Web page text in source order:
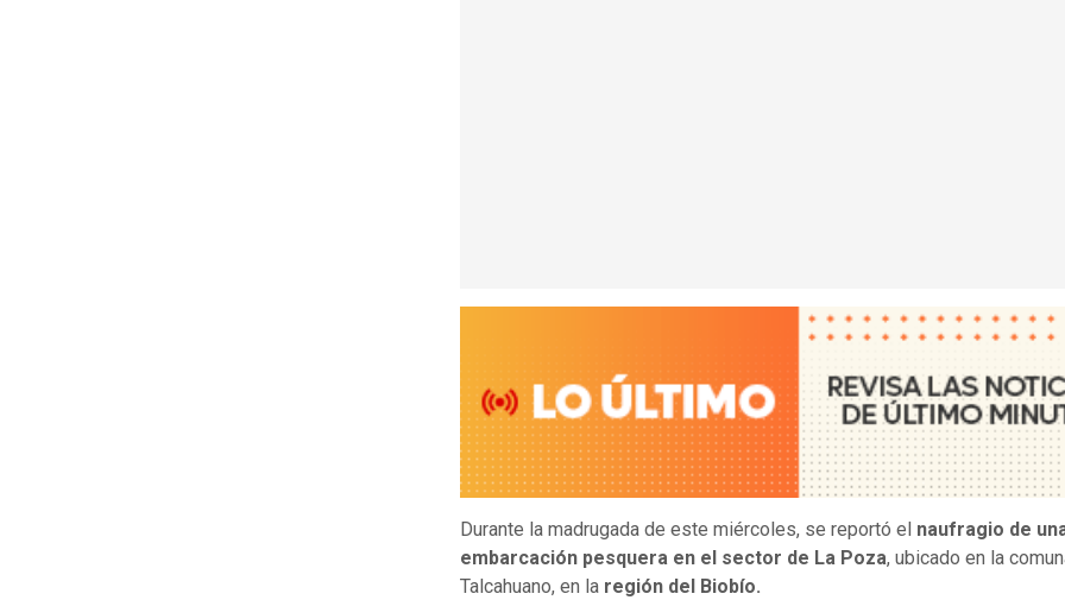
Durante la madrugada de este miércoles, se reportó el naufragio de
embarcación pesquera en el sector de La Poza, ubicado en la
Talcahuano, en la región del Biobío.